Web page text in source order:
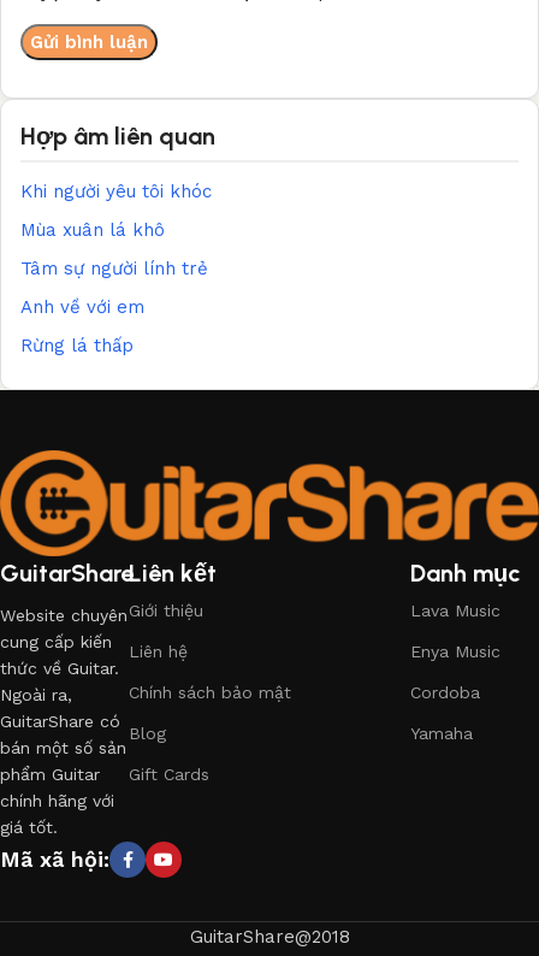
Hợp âm liên quan
Khi người yêu tôi khóc
Mùa xuân lá khô
Tâm sự người lính trẻ
Anh về với em
Rừng lá thấp
GuitarShare
Website chuyên
cung cấp kiến
thức về Guitar.
Ngoài ra,
GuitarShare có
bán một số sản
phẩm Guitar
chính hãng với
giá tốt.
Liên kết
Giới thiệu
Liên hệ
Chính sách bảo mật
Blog
Gift Cards
Danh mục
Lava Music
Enya Music
Cordoba
Yamaha
Mã xã hội:
GuitarShare@2018